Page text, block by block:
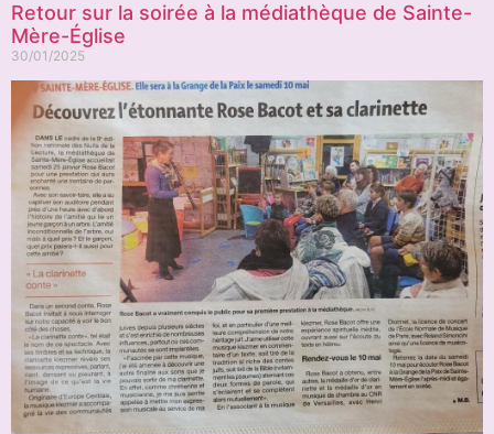
Retour sur la soirée à la médiathèque de Sainte-
Mère-Église
30/01/2025